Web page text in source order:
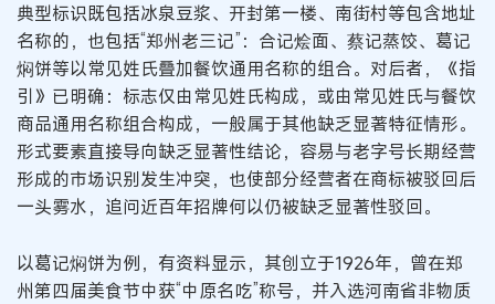
典型标识既包括冰泉豆浆、开封第一楼、南街村等包含地址
名称的，也包括“郑州老三记”：合记烩面、蔡记蒸饺、葛记
焖饼等以常见姓氏叠加餐饮通用名称的组合。对后者，《指
引》已明确：标志仅由常见姓氏构成，或由常见姓氏与餐饮
商品通用名称组合构成，一般属于其他缺乏显著特征情形。
形式要素直接导向缺乏显著性结论，容易与老字号长期经营
形成的市场识别发生冲突，也使部分经营者在商标被驳回后
一头雾水，追问近百年招牌何以仍被缺乏显著性驳回。
以葛记焖饼为例，有资料显示，其创立于1926年，曾在郑
州第四届美食节中获“中原名吃”称号，并入选河南省非物质